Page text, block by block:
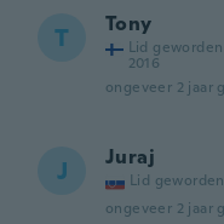
T Tony
Lid
2016
ongeveer 2 jaar
J Juraj
Lid
ongeveer 2 jaar